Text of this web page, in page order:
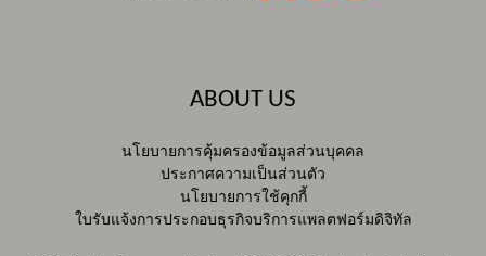
ABOUT US
นโยบายการคุ้มครองข้อมูลส่วนบุคคล
ประกาศความเป็นส่วนตัว
นโยบายการใช้คุกกี้
ใบรับแจ้งการประกอบธุรกิจบริการแพลตฟอร์มดิจิทัล